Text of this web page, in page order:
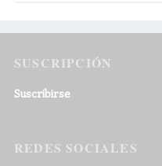
SUSCRIPCIÓN
Suscribirse
REDES SOCIALES